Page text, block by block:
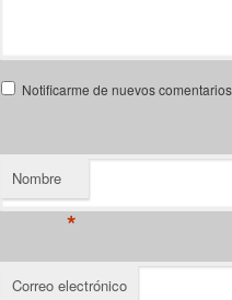
Notificarme de nuevos
Nombre
*
Correo electrónico